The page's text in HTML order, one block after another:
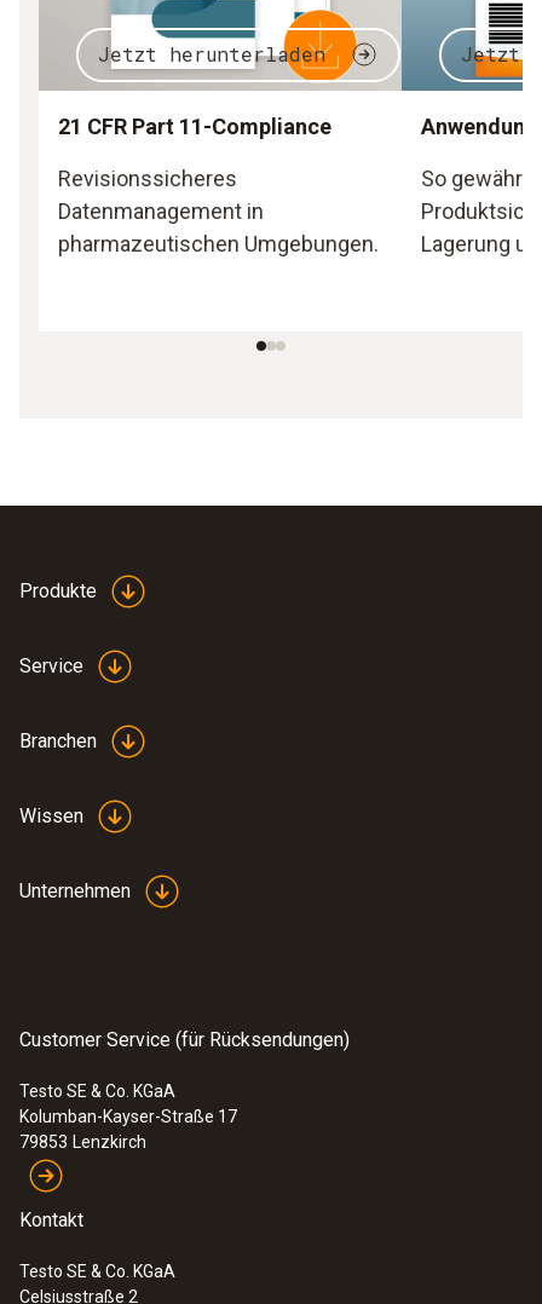
Jetzt herunterladen
21 CFR Part 11-Compliance
Revisionssicheres
Datenmanagement in
pharmazeutischen Umgebungen.
Jetzt
So
Lagerung
Produkte
Service
Branchen
Wissen
Unternehmen
Customer Service (für Rücksendungen)
Testo SE & Co. KGaA
Kolumban-Kayser-Straße 17
79853 Lenzkirch
Kontakt
Testo SE & Co. KGaA
Celsiusstraße 2